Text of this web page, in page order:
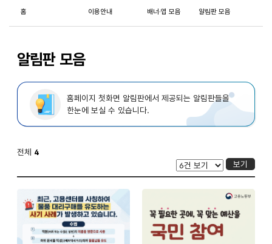
알림판 모음
홈 이용안내 배너·앱 모음 알림판 모음
홈페이지 첫화면 알림판에서 제공되는 알림판들을
한눈에 보실 수 있습니다.
전체 4
보기